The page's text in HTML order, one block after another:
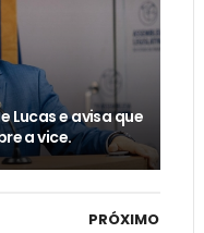
Lucas e avisa que
a vice.
PRÓXIMO